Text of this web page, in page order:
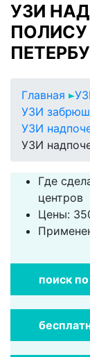
УЗИ
Главная
УЗИ
УЗИ
УЗИ
Где
центров
Цены:
поиск